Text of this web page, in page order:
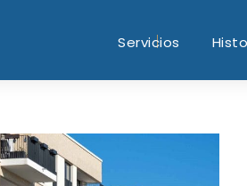
Servicios